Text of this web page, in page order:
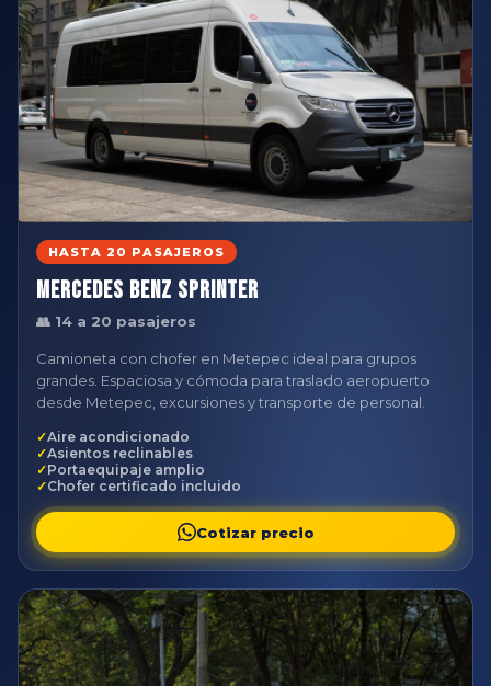
HASTA 20 PASAJEROS
Mercedes Benz Sprinter
👥 14 a 20 pasajeros
Camioneta con chofer en Metepec ideal para grupos
grandes. Espaciosa y cómoda para traslado aeropuerto
desde Metepec, excursiones y transporte de personal.
Aire acondicionado
Asientos reclinables
Portaequipaje amplio
Chofer certificado incluido
Cotizar precio